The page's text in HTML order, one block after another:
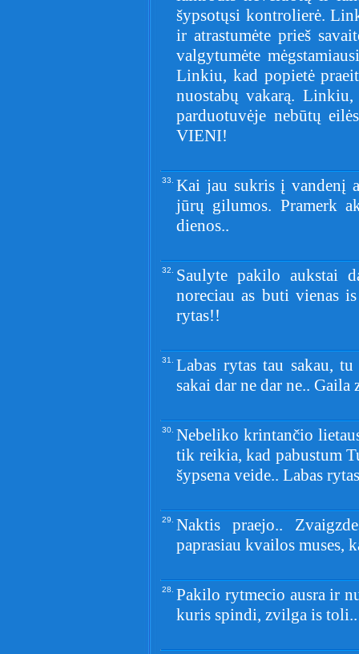
šypsotųsi kontrolierė.
ir atrastumėte prieš
valgytumėte
Linkiu, kad popietė
nuostabų vakarą.
parduotuvėje nebūtų
VIENI!
33. Kai jau sukris į vandenį
jūrų gilumos. Pramerk
dienos..
32. Saulyte pakilo aukstai
noreciau as buti vienas
rytas!!
31. Labas rytas tau sakau,
sakai dar ne dar ne..
30. Nebeliko krintančio
tik reikia, kad pabustum
šypsena veide.. Labas
29. Naktis praejo..
paprasiau kvailos muses,
28. Pakilo rytmecio ausra ir
kuris spindi, zvilga is